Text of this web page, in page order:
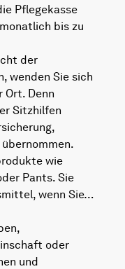
Pflegekasse
bis zu
der
wenden Sie sich
Ort. Denn
Sitzhilfen
wie
Pants. Sie
wenn Sie…
oder
und